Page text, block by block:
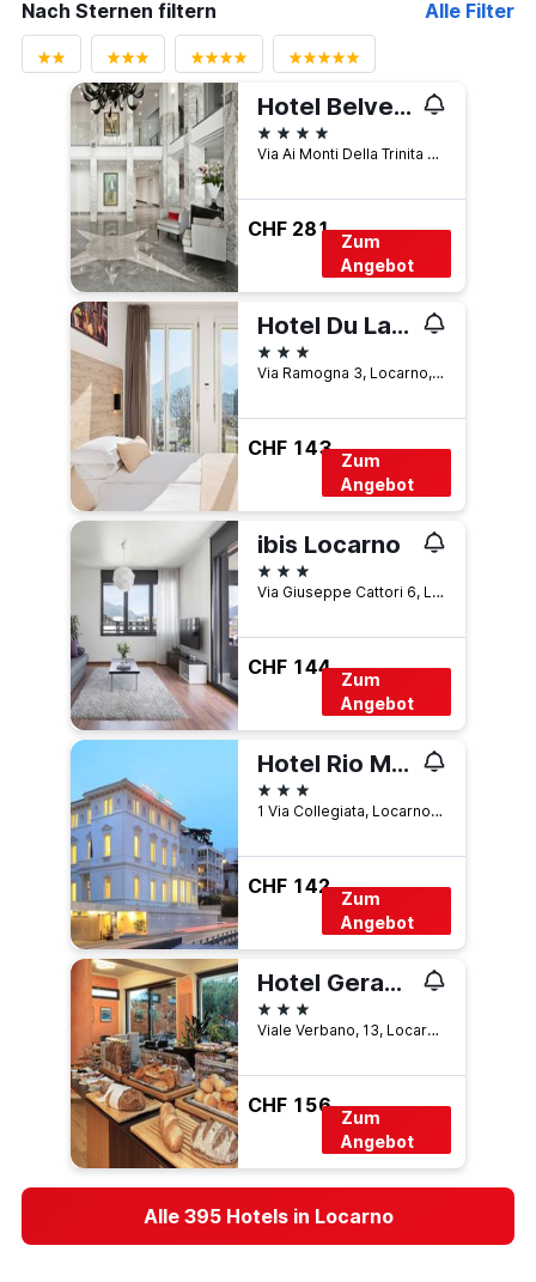
Nach Sternen filtern
Alle Filter
Hotel Belvedere Locarno
4 Sterne
Via Ai Monti Della Trinita 44, Locarno, Ticino, Schweiz
CHF 281
Zum
Angebot
Hotel Du Lac Locarno
3 Sterne
Via Ramogna 3, Locarno, Ticino, Schweiz
CHF 143
Zum
Angebot
ibis Locarno
3 Sterne
Via Giuseppe Cattori 6, Locarno, Ticino, Schweiz
CHF 144
Zum
Angebot
Hotel Rio Muralto
3 Sterne
1 Via Collegiata, Locarno, Ticino, Schweiz
CHF 142
Zum
Angebot
Hotel Geranio Au Lac
3 Sterne
Viale Verbano, 13, Locarno, Ticino, Schweiz
CHF 156
Zum
Angebot
Alle 395 Hotels in Locarno